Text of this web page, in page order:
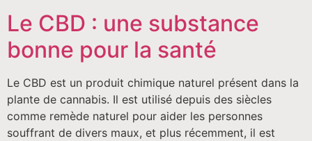
Le CBD : une substance
bonne pour la santé
Le CBD est un produit chimique naturel présent dans la
plante de cannabis. Il est utilisé depuis des siècles
comme remède naturel pour aider les personnes
souffrant de divers maux, et plus récemment, il est